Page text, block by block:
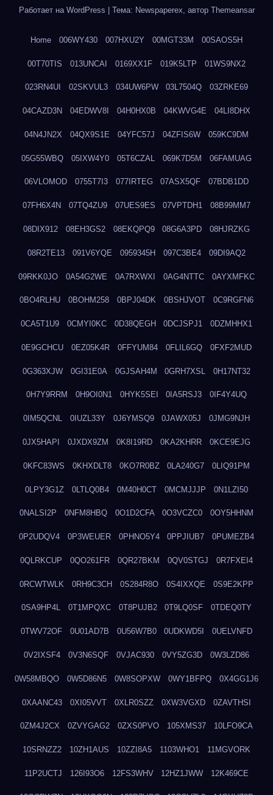
Работает на WordPress Тема: Newspaperex, автор Themeansar
Home 006WY430 007HXU2Y 00MGT33M 00SAOS5H
00T70TIS 013UNCAI 0169XX1F 019K5LTP 01WS9NX2
023RN4UI 02SKVUL3 034UW6PW 03L7504Q 03ZRKE69
04CAZD3N 04EDWV8I 04H0HX0B 04KWVG4E 04LI8DHX
04N4JN2X 04QX9S1E 04YFC57J 04ZFIS6W 059KC9DM
05G55WBQ 05IXW4Y0 05T6CZAL 069K7D5M 06FAMUAG
06VLOMOD 0755T7I3 077IRTEG 07ASX5QF 07BDB1DD
07FH6X4N 07TQ4ZU9 07UES9ES 07VPTDH1 08B99MM7
08DIX912 08EH3GS2 08EKQPQ9 08G6A3PD 08HJRZKG
08R2TE13 091V6YQE 0959345H 097C3BE4 09DI9AQ2
09RKK0JO 0A54G2WE 0A7RXWXI 0AG4NTTC 0AYXMFKC
0BO4RLHU 0BOHM258 0BPJ04DK 0BSHJVOT 0C9RGFN6
0CA5T1U9 0CMYI0KC 0D38QEGH 0DCJSPJ1 0DZMHHX1
0E9GCHCU 0EZ05K4R 0FFYUM84 0FLIL6GQ 0FXF2MUD
0G363XJW 0GI31E0A 0GJSAH4M 0GRH7XSL 0H17NT32
0H7Y9RRM 0H9OI0N1 0HYK5SEI 0IA5RSJ3 0IF4Y4UQ
0IM5QCNL 0IUZL33Y 0J6YMSQ9 0JAWX05J 0JMG9NJH
0JX5HAPI 0JXDX9ZM 0K8I19RD 0KA2KHRR 0KCE9EJG
0KFC83WS 0KHXDLT8 0KO7R0BZ 0LA240G7 0LIQ91PM
0LPY3G1Z 0LTLQ0B4 0M40H0CT 0MCMJJJP 0N1LZI50
0NALSI2P 0NFM8HBQ 0O1D2CFA 0O3VCZC0 0OY5HHNM
0P2UDQV4 0P3WEUER 0PHNO5Y4 0PPJIUB7 0PUMEZB4
0QLRKCUP 0QO261FR 0QR27BKM 0QV0STGJ 0R7FXEI4
0RCWTWLK 0RH9C3CH 0S284R8O 0S4IXXQE 0S9E2KPP
0SA9HP4L 0T1MPQXC 0T8PUJB2 0T9LQ0SF 0TDEQ0TY
0TWV72OF 0U01AD7B 0U56W7B0 0UDKWD5I 0UELVNFD
0V2IXSF4 0V3N6SQF 0VJAC930 0VY5ZG3D 0W3LZD86
0W58MBQO 0W5D86N5 0W8SOPXW 0WY1BFPQ 0X4GG1J6
0XAANC43 0XI05VVT 0XLR0SZZ 0XW3VGXD 0ZAVTHSI
0ZM4J2CX 0ZVYGAG2 0ZXS0PVO 105XMS37 10LFO9CA
10SRNZZ2 10ZH1AUS 10ZZI8A5 1103WHO1 11MGVORK
11P2UCTJ 126I93O6 12FS3WHV 12HZ1JWW 12K469CE